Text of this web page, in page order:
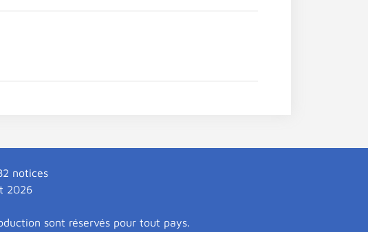
notices
2026
sont réservés pour tout pays.